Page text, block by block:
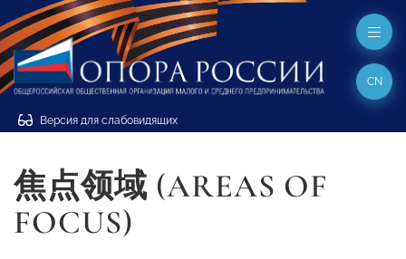
Версия для слабовидящих
CN
焦点领域 (AREAS OF
FOCUS)